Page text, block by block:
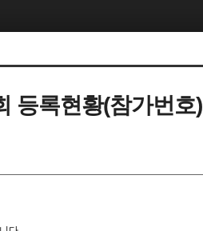
등록현황(참가번호)